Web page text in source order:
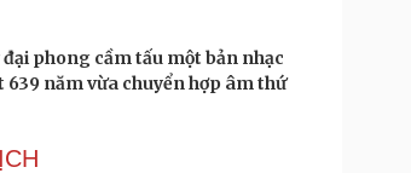
đại phong cầm tấu một bản nhạc
639 năm vừa chuyển hợp âm thứ